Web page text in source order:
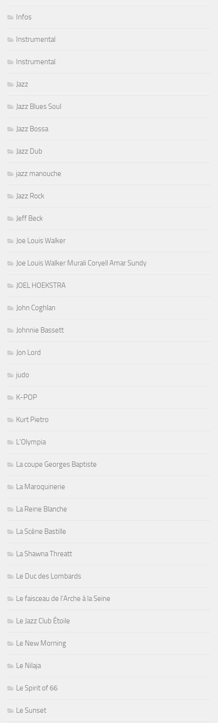
Infos
Instrumental
Instrumental
Jazz
Jazz Blues Soul
Jazz Bossa
Jazz Dub
jazz manouche
Jazz Rock
Jeff Beck
Joe Louis Walker
Joe Louis Walker Murali Coryell Amar Sundy
JOEL HOEKSTRA
John Coghlan
Johnnie Bassett
Jon Lord
judo
K-POP
Kurt Pietro
L'Olympia
La coupe Georges Baptiste
La Maroquinerie
La Reine Blanche
La Scène Bastille
La Shawna Threatt
Le Duc des Lombards
Le faisceau de l'Arche à la Seine
Le Jazz Club Étoile
Le New Morning
Le Nilaja
Le Spirit of 66
Le Sunset